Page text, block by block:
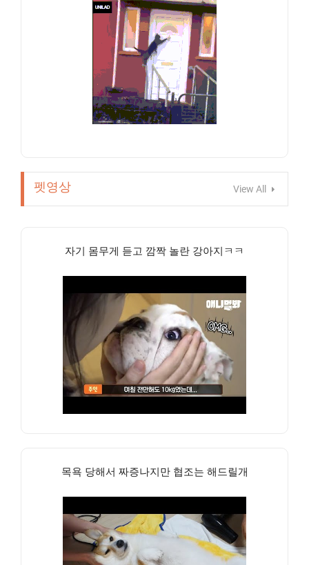
펫영상 View All
자기 몸무게 듣고 깜짝 놀란 강아지ㅋㅋ
목욕 당해서 짜증나지만 협조는 해드릴개